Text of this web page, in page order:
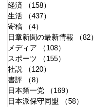
国旗損壊罪はどう運用さ
か
経済
（158）
生活
（437）
寄稿
（4）
日章新聞の最新情報
（82）
メディア
（108）
スポーツ
（155）
社説
（120）
書評
（8）
日本第一党
（169）
日本派保守同盟
（58）